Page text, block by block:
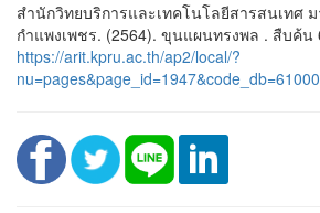
สำนักวิทยบริการและเทคโนโลยีสารสนเทศ
กำแพงเพชร. (2564). ขุนแผนทรงพล . สืบค้น
https://arit.kpru.ac.th/ap2/local/?